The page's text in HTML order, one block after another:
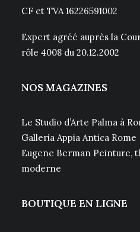
CF et TVA 16226591002
Expert agréé auprès la
rôle 4008 du 20.12.2002
NOS MAGAZINES
Le Studio d’Arte Palma à
Galleria Appia Antica Rome
Eugene Berman Peinture,
moderne
BOUTIQUE EN LIGNE